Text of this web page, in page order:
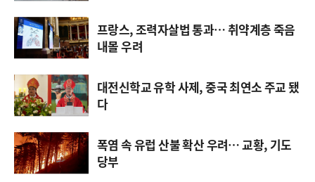
프랑스, 조력자살법 통과… 취약계층 죽음
내몰 우려
대전신학교 유학 사제, 중국 최연소 주교 됐
다
폭염 속 유럽 산불 확산 우려… 교황, 기도
당부